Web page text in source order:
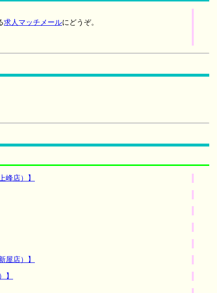
求人マッチメールにどうぞ。
峰店）】
屋店）】
】